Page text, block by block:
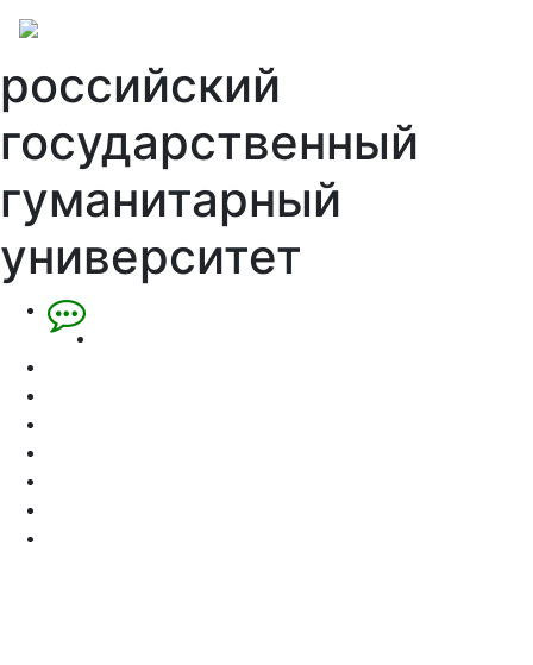
российский
государственный
гуманитарный
университет